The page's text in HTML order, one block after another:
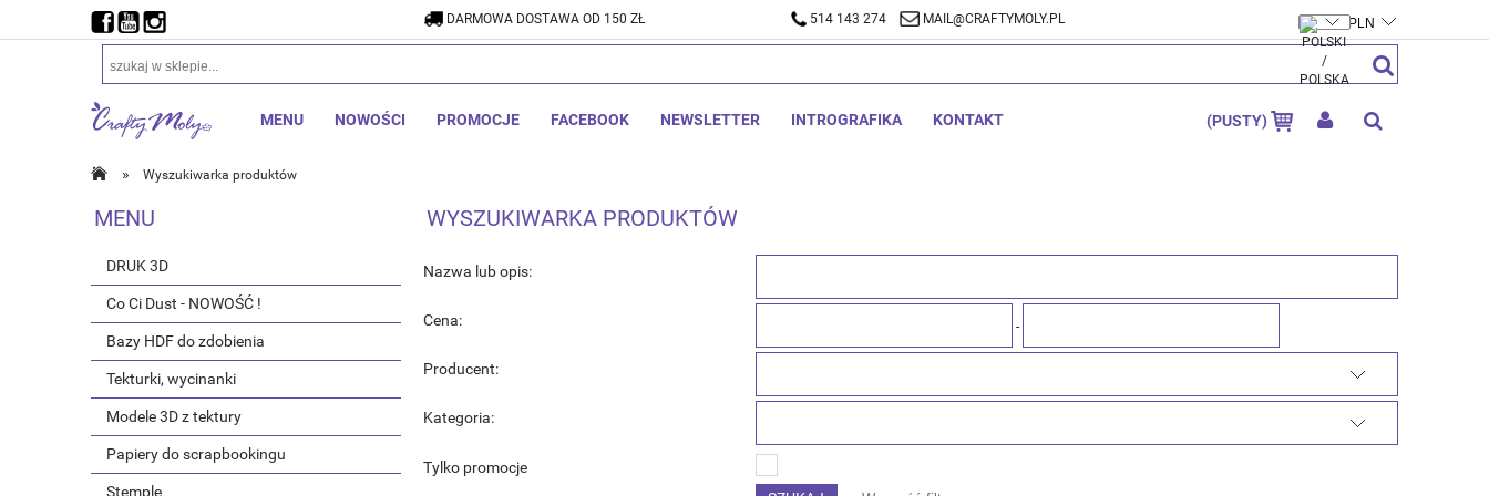
DARMOWA DOSTAWA OD 150 ZŁ 514 143 274 MAIL@CRAFTYMOLY.PL ZALOGUJ SIĘ
(PUSTY)
MENU NOWOŚCI PROMOCJE FACEBOOK NEWSLETTER INTROGRAFIKA KONTAKT
» Wyszukiwarka produktów
MENU
DRUK 3D
Co Ci Dust - NOWOŚĆ !
Bazy HDF do zdobienia
Tekturki, wycinanki
Modele 3D z tektury
Papiery do scrapbookingu
Stemple
WYSZUKIWARKA PRODUKTÓW
Nazwa lub opis:
Cena: -
Producent:
Kategoria:
Tylko promocje